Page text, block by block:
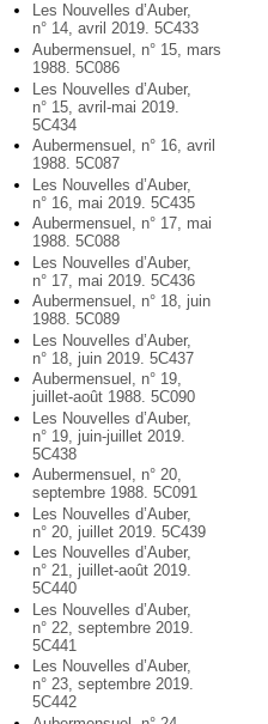
Les Nouvelles d’Auber,
n° 14, avril 2019. 5C433
Aubermensuel, n° 15, mars
1988. 5C086
Les Nouvelles d’Auber,
n° 15, avril-mai 2019.
5C434
Aubermensuel, n° 16, avril
1988. 5C087
Les Nouvelles d’Auber,
n° 16, mai 2019. 5C435
Aubermensuel, n° 17, mai
1988. 5C088
Les Nouvelles d’Auber,
n° 17, mai 2019. 5C436
Aubermensuel, n° 18, juin
1988. 5C089
Les Nouvelles d’Auber,
n° 18, juin 2019. 5C437
Aubermensuel, n° 19,
juillet-août 1988. 5C090
Les Nouvelles d’Auber,
n° 19, juin-juillet 2019.
5C438
Aubermensuel, n° 20,
septembre 1988. 5C091
Les Nouvelles d’Auber,
n° 20, juillet 2019. 5C439
Les Nouvelles d’Auber,
n° 21, juillet-août 2019.
5C440
Les Nouvelles d’Auber,
n° 22, septembre 2019.
5C441
Les Nouvelles d’Auber,
n° 23, septembre 2019.
5C442